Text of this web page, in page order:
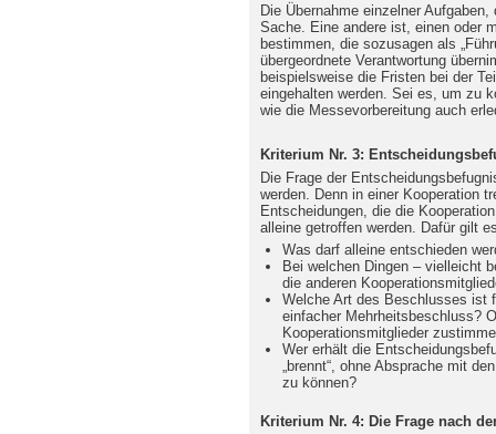
Die Übernahme einzelner
Sache. Eine andere ist, einen oder
bestimmen, die sozusagen als
übergeordnete Verantwortung
beispielsweise die Fristen bei der
eingehalten werden. Sei es, um zu
wie die Messevorbereitung auch
Kriterium Nr. 3:
Die Frage der
werden. Denn in einer Kooperation
Entscheidungen, die die
alleine getroffen werden. Dafür gilt
Was darf alleine entschieden
Bei welchen Dingen – vielleicht
die anderen
Welche Art des Beschlusses ist
einfacher Mehrheitsbeschluss?
Kooperationsmitglieder
Wer erhält die
„brennt“, ohne Absprache mit
zu können?
Kriterium Nr. 4: Die Frage nach